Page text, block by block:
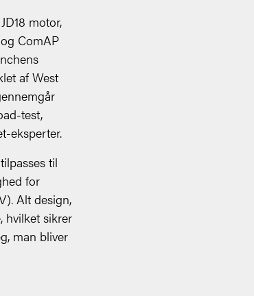
motor,
ComAP
af West
test,
eksperter.
til
for
Alt design,
hvilket sikrer
man bliver